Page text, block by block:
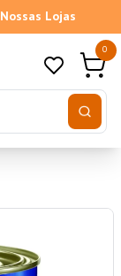
Nossas Lojas
0